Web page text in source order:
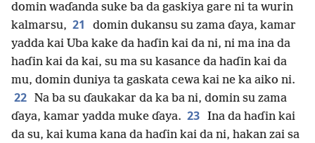
domin waɗanda suke ba da gaskiya gare ni ta wurin
kalmarsu, 21
domin dukansu su zama ɗaya, kamar
yadda kai Uba kake da haɗin kai da ni, ni ma ina da
haɗin kai da kai, su ma su kasance da haɗin kai da
mu, domin duniya ta gaskata cewa kai ne ka aiko ni.
22 Na ba su ɗaukakar da ka ba ni, domin su zama
ɗaya, kamar yadda muke ɗaya. 23 Ina da haɗin kai
da su, kai kuma kana da haɗin kai da ni, hakan zai sa